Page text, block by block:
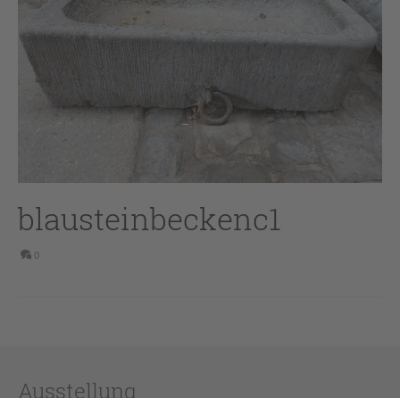
blausteinbeckenc1
0
Ausstellung